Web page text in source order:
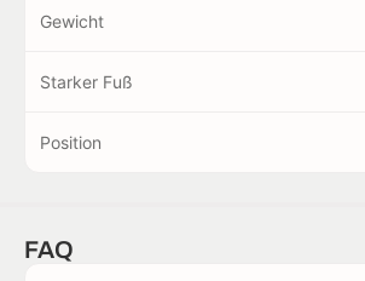
Gewicht
Starker Fuß
Position
FAQ